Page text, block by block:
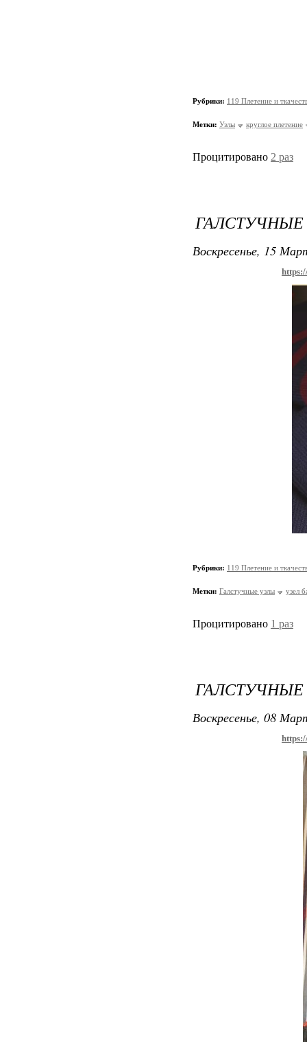
Рубрики: 119 Плетение и
Метки: Узлы круглое плетение
Процитировано 2 раз
ГАЛСТУЧНЫЕ
Воскресенье, 15
Рубрики: 119 Плетение и
Метки: Галстучные узлы узел
Процитировано 1 раз
Воскресенье, 08